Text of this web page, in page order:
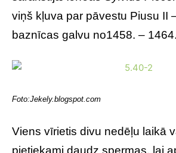
viņš kļuva par pāvestu Piusu II
baznīcas galvu no1458. –
Foto:Jekely.blogspot.com
Viens vīrietis divu nedēļu laikā
pietiekami daudz spermas, lai